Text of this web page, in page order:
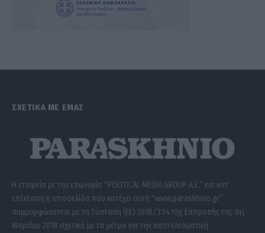
ΣΧΕΤΙΚΑ ΜΕ ΕΜΑΣ
Η εταιρεία με την επωνυμία “POLITICAL MEDIA GROUP A.E.” και κατ’
επέκταση η ιστοσελίδα που κατέχει αυτή “www.paraskhnio.gr”
συμμορφώνονται με τη Σύσταση (ΕΕ) 2018/334 της Επιτροπής της 1ης
Μαρτίου 2018 σχετικά με τα μέτρα για την αποτελεσματική